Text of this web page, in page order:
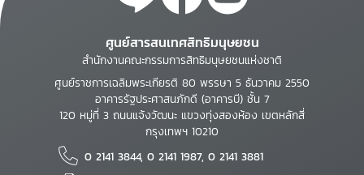
ศูนย์สารสนเทศสิทธิมนุษยชน
สำนักงานคณะกรรมการสิทธิมนุษยชนแห่งชาติ
ศูนย์ราชการเฉลิมพระเกียรติ 80 พรรษา 5 ธันวาคม 2550
อาคารรัฐประศาสนภักดี (อาคารบี) ชั้น 7
120 หมู่ที่ 3 ถนนแจ้งวัฒนะ แขวงทุ่งสองห้อง เขตหลักสี่
กรุงเทพฯ 10210
0 2141 3844, 0 2141 1987, 0 2141 3881